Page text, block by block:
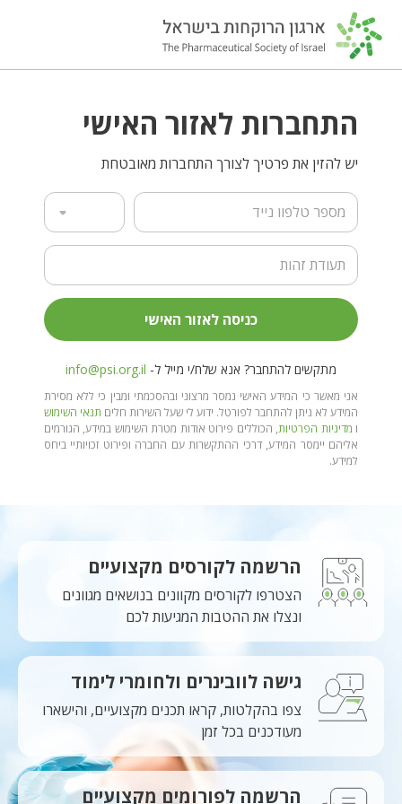
התחברות לאזור האישי
יש להזין את פרטיך לצורך התחברות מאובטחת
מספר טלפון נייד
תעודת זהות
כניסה לאזור האישי
מתקשים להתחבר? אנא שלח/י מייל ל- info@psi.org.il
אני מאשר כי המידע האישי נמסר מרצוני ובהסכמתי ומבין כי ללא מסירת
המידע לא ניתן להתחבר לפורטל. ידוע לי שעל השירות חלים תנאי השימוש
ו מדיניות הפרטיות, הכוללים פירוט אודות מטרת השימוש במידע, הגורמים
אליהם יימסר המידע, דרכי ההתקשרות עם החברה ופירוט זכויותיי ביחס
למידע.
הרשמה לקורסים מקצועיים
הצטרפו לקורסים מקוונים בנושאים מגוונים
ונצלו את ההטבות המגיעות לכם
גישה לוובינרים ולחומרי לימוד
צפו בהקלטות, קראו תכנים מקצועיים, והישארו
מעודכנים בכל זמן
הרשמה לפורומים מקצועיים